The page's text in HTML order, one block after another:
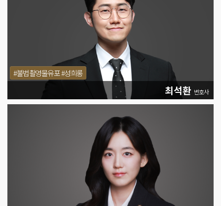
#불법촬영물유포 #성희롱
최석환 변호사